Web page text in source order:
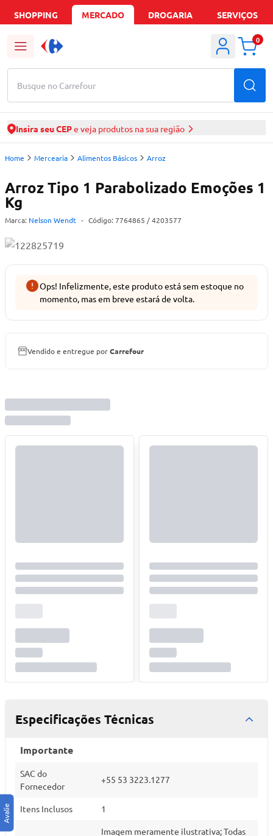
SHOPPING MERCADO DROGARIA SERVIÇOS
Busque no Carrefour
0
Insira seu CEPe veja produtos na sua região
Home Mercearia Alimentos Básicos Arroz
Arroz Tipo 1 Parabolizado Emoções 1
Kg
Marca: Nelson Wendt - Código: 7764865 / 4203577
Ops! Infelizmente, este produto está sem estoque no
momento, mas em breve estará de volta.
Vendido e entregue porCarrefour
Especificações Técnicas
Importante
SAC do
Fornecedor
+55 53 3223.1277
Itens Inclusos 1
Imagem meramente ilustrativa; Todas